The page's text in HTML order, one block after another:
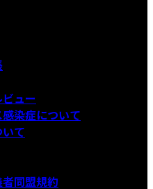
ュー
染症について
て
同盟規約